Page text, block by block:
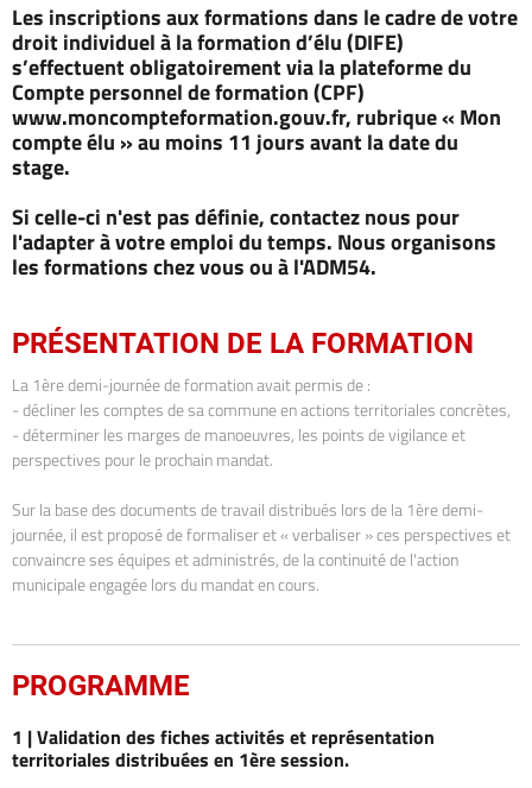
Les inscriptions aux formations dans le cadre de votre
droit individuel à la formation d’élu (DIFE)
s’effectuent obligatoirement via la plateforme du
Compte personnel de formation (CPF)
www.moncompteformation.gouv.fr, rubrique « Mon
compte élu » au moins 11 jours avant la date du
stage.
Si celle-ci n'est pas définie, contactez nous pour
l'adapter à votre emploi du temps. Nous organisons
les formations chez vous ou à l'ADM54.
PRÉSENTATION DE LA FORMATION
La 1ère demi-journée de formation avait permis de :
- décliner les comptes de sa commune en actions territoriales concrètes,
- déterminer les marges de manoeuvres, les points de vigilance et
perspectives pour le prochain mandat.
Sur la base des documents de travail distribués lors de la 1ère demi-
journée, il est proposé de formaliser et « verbaliser » ces perspectives et
convaincre ses équipes et administrés, de la continuité de l'action
municipale engagée lors du mandat en cours.
PROGRAMME
1 |Validation des fiches activités et représentation
territoriales distribuées en 1ère session.